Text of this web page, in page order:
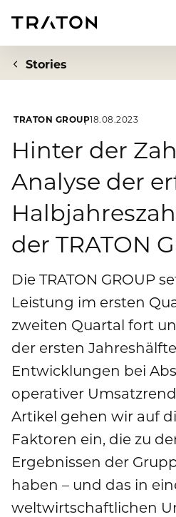
Zur Übersichtsseite:
Über uns
Strategie
Vorstand
Aufsichtsrat
Marken und Services
Anfahrt
Investor Relations
Zur Übersichtsseite:
Aktie
Finanzkennzahlen
Publikationen
Finanznachrichten
Fremdkapital & Rating
Corporate Governance
Hauptversammlung
Finanztermine & Events
Newsroom
Pressemeldungen
Mediathek
Kontakt
Stories
Nachhaltigkeit
Zur Übersichtsseite:
Compliance & Risiko
Zur Übersichtsseite:
Compliance & Integrität
Risikomanagement
Hinweisgebersystem
Karriere
Zur Übersichtsseite: Karriere
Arbeiten bei uns
Professionals
Absolventen
DE EN
Stories
TRATON GROUP18.08.2023
Hinter der
Analyse der
der TRATON
Die TRATON GROUP
Leistung im ersten
zweiten Quartal fort
der ersten
Entwicklungen bei
operativer
Artikel gehen wir auf
Faktoren ein, die zu
Ergebnissen der
haben – und das in
weltwirtschaftlichen